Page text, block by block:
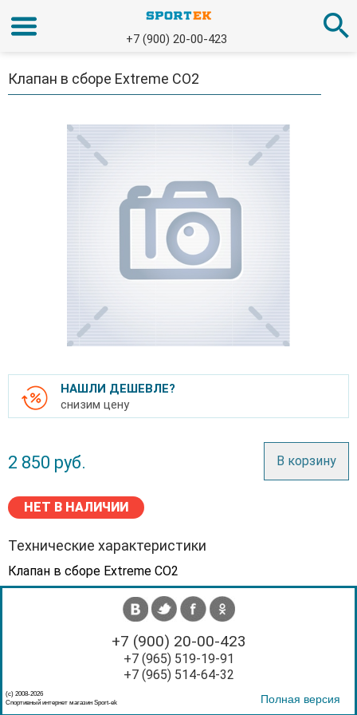
+7 (900) 20-00-423
Клапан в сборе Extreme CO2
НАШЛИ ДЕШЕВЛЕ?
снизим цену
2 850 руб. В корзину
НЕТ В НАЛИЧИИ
Технические характеристики
Клапан в сборе Extreme CO2
+7 (900) 20-00-423
+7 (965) 519-19-91
+7 (965) 514-64-32
(с) 2008-2026
Спортивный интернет магазин Sport-ek
Полная версия